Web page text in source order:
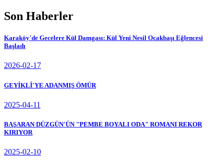
Son Haberler
Karaköy'de Gecelere Kül Damgası: Kül Yeni Nesil Ocakbaşı Eğlencesi
Başladı
2026-02-17
GEYİKLİ'YE ADANMIŞ ÖMÜR
2025-04-11
BAŞARAN DÜZGÜN'ÜN "PEMBE BOYALI ODA" ROMANI REKOR
KIRIYOR
2025-02-10